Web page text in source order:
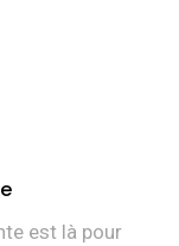
est là pour